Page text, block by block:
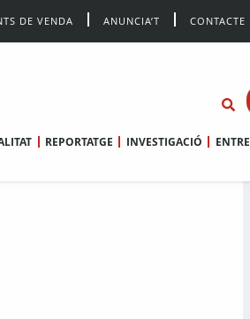
DE VENDA ANUNCIA’T CONTACTE
REPORTATGE INVESTIGACIÓ